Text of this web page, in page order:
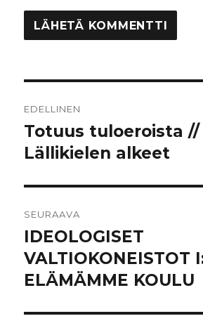
selaus
EDELLINEN
Edellinen
artikkeli:
Totuus tuloeroista //
Lällikielen alkeet
SEURAAVA
Seuraava
artikkeli:
IDEOLOGISET
VALTIOKONEISTOT
ELÄMÄMME KOULU